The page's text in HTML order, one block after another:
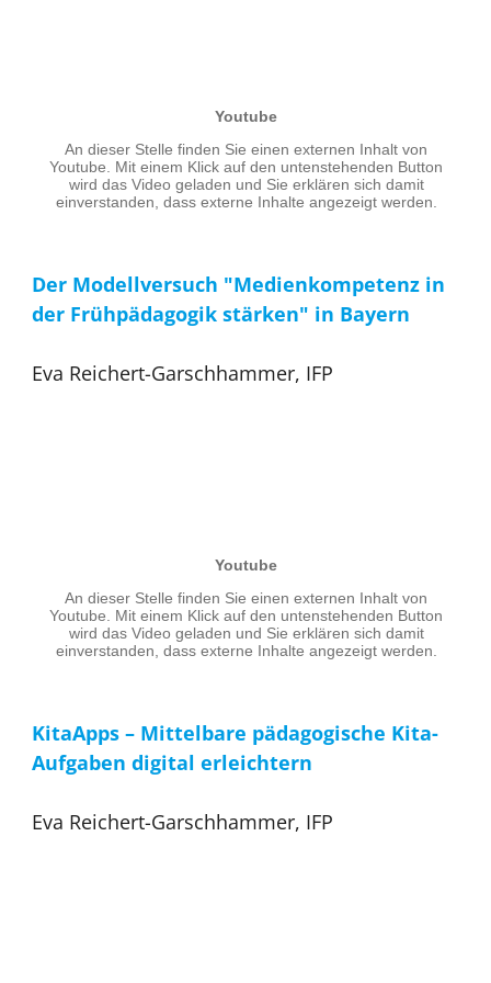
Der Modellversuch "Medienkompetenz in
der Frühpädagogik stärken" in Bayern
Eva Reichert-Garschhammer, IFP
KitaApps – Mittelbare pädagogische Kita-
Aufgaben digital erleichtern
Eva Reichert-Garschhammer, IFP